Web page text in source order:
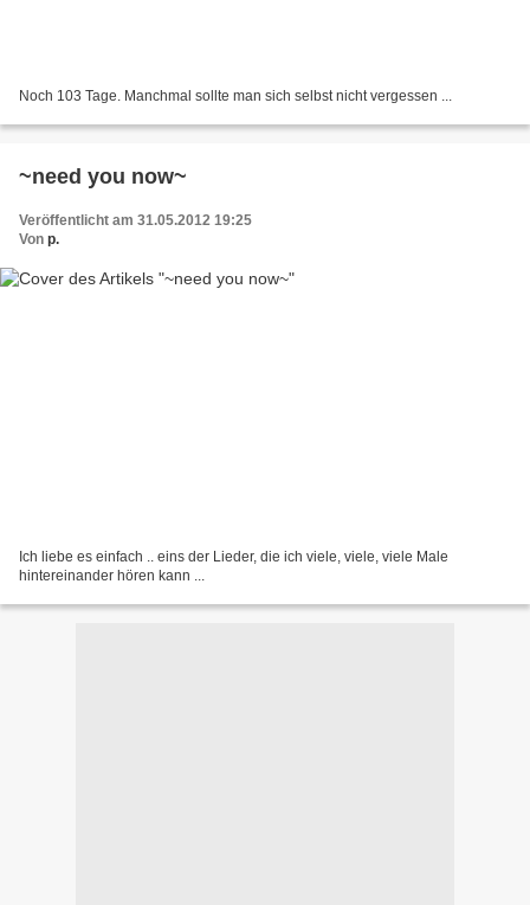
Noch 103 Tage. Manchmal sollte man sich selbst nicht vergessen ...
~need you now~
Veröffentlicht am 31.05.2012 19:25
Von p.
Ich liebe es einfach .. eins der Lieder, die ich viele, viele, viele Male
hintereinander hören kann ...